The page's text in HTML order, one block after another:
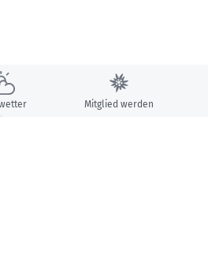
Mitglied werden